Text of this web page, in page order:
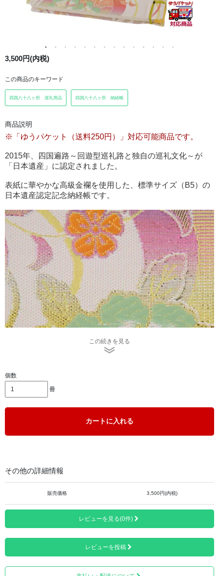
3,500円(内税)
この商品のキーワード
四国八十八ヶ所 巡礼用品 四国八十八ヶ所 納経帳
商品説明
※「ゆうパケット（送料250円）」対応可能商品です。
2015年、四国遍路～回遊型巡礼路と独自の巡礼文化～が
「日本遺産」に認定されました。
表紙に華やかな高級金襴を使用した、標準サイズ（B5）の
日本遺産認定記念納経帳です。
表紙は春のへんろ道をイメージしております。
この続きを見る
個数
冊
カートに入れる
その他の詳細情報
販売価格 3,500円(内税)
レビューを見る(0件)
レビューを投稿